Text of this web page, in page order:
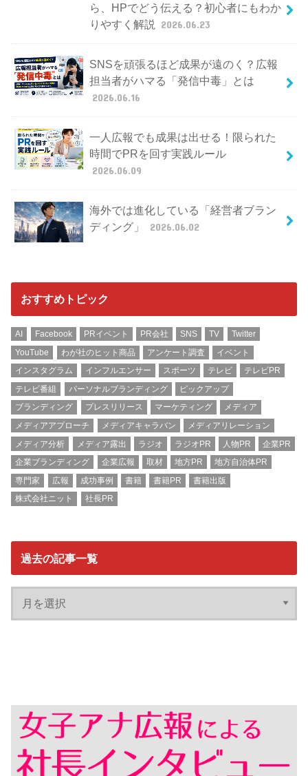
ら、HPでどう伝える？初心者にもわか
りやすく解説
2026.06.23
SNSを頑張るほど成果が遠のく？広報
担当者がハマる「発信中毒」とは
2026.06.16
一人広報でも成果は出せる！限られた
時間でPRを回す実践ルール
2026.06.09
海外では進化している「経営者ブラン
ディング」
2026.06.02
おすすめトピック
AI Facebook PRイベント PR会社 SNS TV
Twitter
YouTube
わが社のヒット商品 アンケート調査
イベント
インスタグラム
インフルエンサー スポーツ テレビ
テレビPR
テレビ番組
パーソナルブランディング
ピックアップ
ブランディング
プレスリリース マーケティング
メディア
メディアアプローチ
メディアキャラバン
メディアリレーション
メディア分析
メディア露出 ラジオ ラジオPR 人物PR
企業PR
企業ブランディング
企業広報 取材 地方PR
地方自治体PR
専門家
広報 成功事例 書籍 書籍PR
書籍出版
株式会社ニット
社長PR
過去の記事一覧